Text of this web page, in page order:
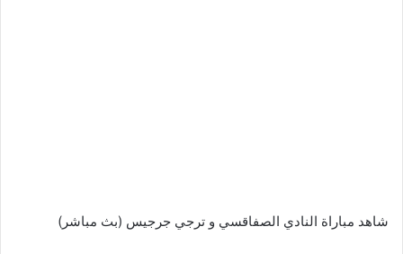
شاهد مباراة النادي الصفاقسي و ترجي جرجيس (بث مباشر)